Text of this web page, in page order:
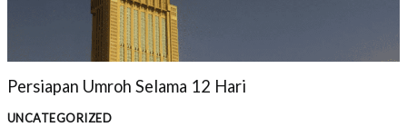
Persiapan Umroh Selama 12 Hari
UNCATEGORIZED